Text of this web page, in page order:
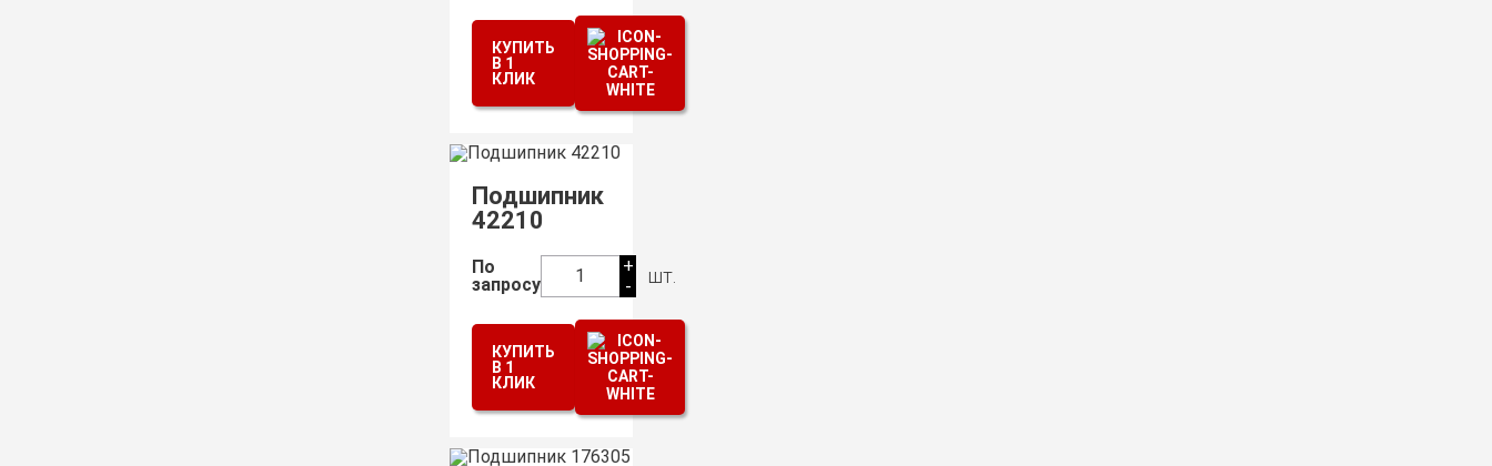
КУПИТЬ
В 1
КЛИК
Подшипник
42210
По
запросу
1
+
-
шт.
КУПИТЬ
В 1
КЛИК